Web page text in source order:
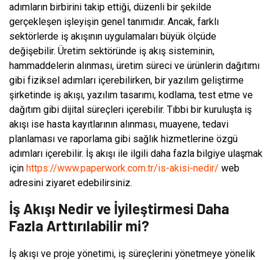
adımların birbirini takip ettiği, düzenli bir şekilde
gerçekleşen işleyişin genel tanımıdır. Ancak, farklı
sektörlerde iş akışının uygulamaları büyük ölçüde
değişebilir. Üretim sektöründe iş akış sisteminin,
hammaddelerin alınması, üretim süreci ve ürünlerin dağıtımı
gibi fiziksel adımları içerebilirken, bir yazılım geliştirme
şirketinde iş akışı, yazılım tasarımı, kodlama, test etme ve
dağıtım gibi dijital süreçleri içerebilir. Tıbbi bir kuruluşta iş
akışı ise hasta kayıtlarının alınması, muayene, tedavi
planlaması ve raporlama gibi sağlık hizmetlerine özgü
adımları içerebilir. İş akışı ile ilgili daha fazla bilgiye ulaşmak
için https://www.paperwork.com.tr/is-akisi-nedir/ web
adresini ziyaret edebilirsiniz.
İş Akışı Nedir ve İyileştirmesi Daha
Fazla Arttırılabilir mi?
İş akışı ve proje yönetimi, iş süreçlerini yönetmeye yönelik